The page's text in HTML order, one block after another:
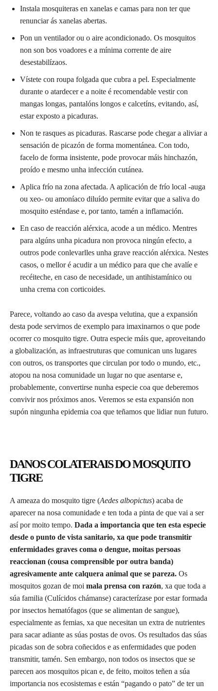
Instala mosquiteras en xanelas e camas para non ter que
renunciar ás xanelas abertas.
Pon un ventilador ou o aire acondicionado. Os mosquitos
non son bos voadores e a mínima corrente de aire
desestabilízaos.
Vístete con roupa folgada que cubra a pel. Especialmente
durante o atardecer e a noite é recomendable vestir con
mangas longas, pantalóns longos e calcetíns, evitando, así,
estar exposto a picaduras.
Non te rasques as picaduras. Rascarse pode chegar a aliviar a
sensación de picazón de forma momentánea. Con todo,
facelo de forma insistente, pode provocar máis hinchazón,
proído e mesmo unha infección cutánea.
Aplica frío na zona afectada. A aplicación de frío local -auga
ou xeo- ou amoníaco diluído permite evitar que a saliva do
mosquito esténdase e, por tanto, tamén a inflamación.
En caso de reacción alérxica, acode a un médico. Mentres
para algúns unha picadura non provoca ningún efecto, a
outros pode conlevarlles unha grave reacción alérxica. Nestes
casos, o mellor é acudir a un médico para que che avalíe e
recéiteche, en caso de necesidade, un antihistamínico ou
unha crema con corticoides.
Parece, voltando ao caso da avespa velutina, que a expansión
desta pode servirnos de exemplo para imaxinarnos o que pode
ocorrer co mosquito tigre. Outra especie máis que, aproveitando
a globalización, as infraestruturas que comunican uns lugares
con outros, os transportes que circulan por todo o mundo, etc.,
atopou na nosa comunidade un lugar no que asentarse e,
probablemente, convertirse nunha especie coa que deberemos
convivir nos próximos anos. Veremos se esta expansión non
supón ningunha epidemia coa que teñamos que lidiar nun futuro.
DANOS COLATERAIS DO MOSQUITO
TIGRE
A ameaza do mosquito tigre (Aedes albopictus) acaba de
aparecer na nosa comunidade e ten toda a pinta de que vai a ser
así por moito tempo. Dada a importancia que ten esta especie
desde o punto de vista sanitario, xa que pode transmitir
enfermidades graves coma o dengue, moitas persoas
reaccionan (cousa comprensible por outra banda)
agresivamente ante calquera animal que se pareza. Os
mosquitos gozan de moi mala prensa con razón, xa que toda a
súa familia (Culícidos chámanse) caracterízase por estar formada
por insectos hematófagos (que se alimentan de sangue),
especialmente as femias, xa que necesitan un extra de nutrientes
para sacar adiante as súas postas de ovos. Os resultados das súas
picadas son de sobra coñecidos e as enfermidades que poden
transmitir, tamén. Sen embargo, non todos os insectos que se
parecen aos mosquitos pican e, de feito, moitos teñen a súa
importancia nos ecosistemas e están “pagando o pato” de ter un